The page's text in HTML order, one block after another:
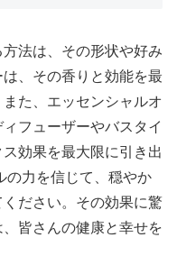
法は、その形状や好み
、その香りと効能を最
た、エッセンシャルオ
フューザーやバスタイ
効果を最大限に引き出
の力を信じて、穏やか
ださい。その効果に驚
皆さんの健康と幸せを